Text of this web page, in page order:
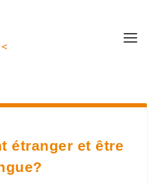
étranger et être